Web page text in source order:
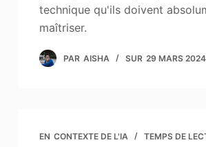
technique qu'ils doivent
maîtriser.
PAR AISHA SUR 29 MARS 2024
EN CONTEXTE DE L'IA TEMPS DE